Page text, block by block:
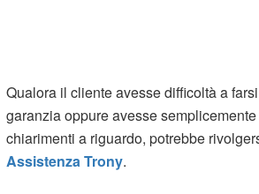
Qualora il cliente avesse difficoltà a
garanzia oppure avesse
chiarimenti a riguardo, potrebbe
Assistenza Trony.